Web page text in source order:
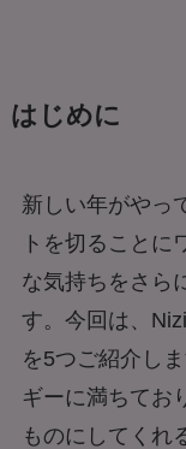
はじめに
新しい年がやっ
トを切ること
な気持ちをさら
す。今回は、
を5つご紹介し
ギーに満ちてお
ものにしてくれ